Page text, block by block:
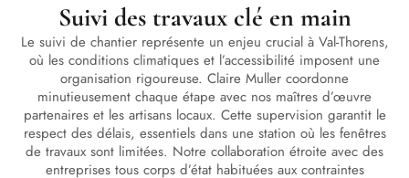
Suivi des travaux clé en main
Le suivi de chantier représente un enjeu crucial à Val-Thorens,
où les conditions climatiques et l’accessibilité imposent une
organisation rigoureuse. Claire Muller coordonne
minutieusement chaque étape avec nos maîtres d’œuvre
partenaires et les artisans locaux. Cette supervision garantit le
respect des délais, essentiels dans une station où les fenêtres
de travaux sont limitées. Notre collaboration étroite avec des
entreprises tous corps d’état habituées aux contraintes